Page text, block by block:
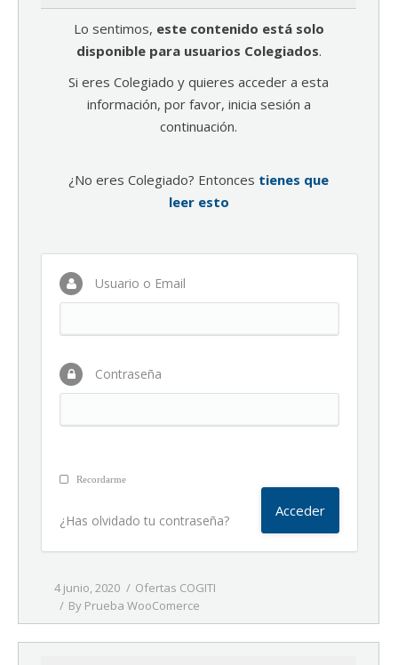
Lo sentimos, este contenido está solo
disponible para usuarios Colegiados.
Si eres Colegiado y quieres acceder a esta
información, por favor, inicia sesión a
continuación.
¿No eres Colegiado? Entonces tienes que
leer esto
Usuario o Email
Contraseña
Recordarme
¿Has olvidado tu contraseña?
4 junio, 2020
Ofertas COGITI
By Prueba WooComerce